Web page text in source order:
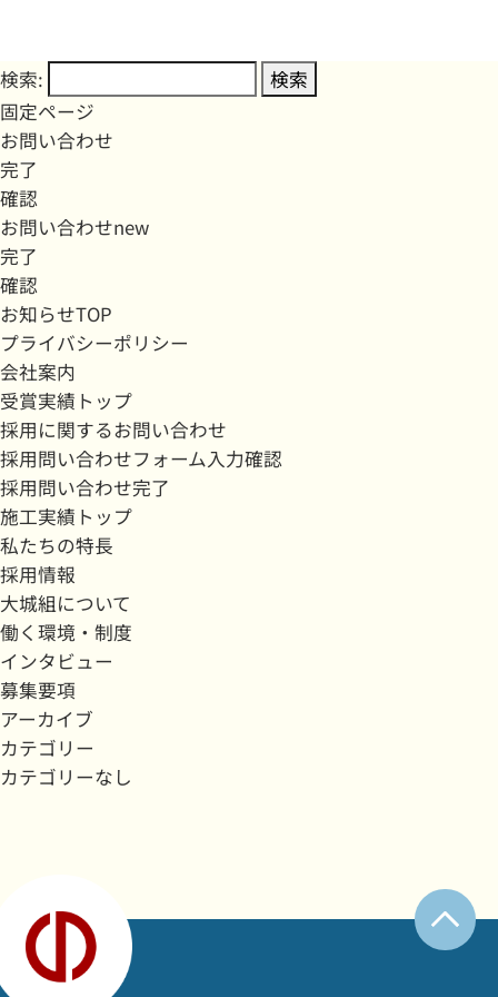
検索:
固定ページ
お問い合わせ
完了
確認
お問い合わせnew
完了
確認
お知らせTOP
プライバシーポリシー
会社案内
受賞実績トップ
採用に関するお問い合わせ
採用問い合わせフォーム入力確認
採用問い合わせ完了
施工実績トップ
私たちの特長
採用情報
大城組について
働く環境・制度
インタビュー
募集要項
アーカイブ
カテゴリー
カテゴリーなし